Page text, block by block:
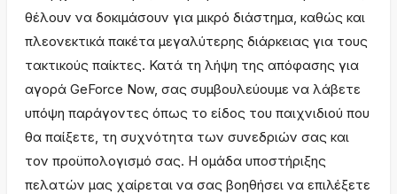
θέλουν να δοκιμάσουν για μικρό διάστημα, καθώς και
πλεονεκτικά πακέτα μεγαλύτερης διάρκειας για τους
τακτικούς παίκτες. Κατά τη λήψη της απόφασης για
αγορά GeForce Now, σας συμβουλεύουμε να λάβετε
υπόψη παράγοντες όπως το είδος του παιχνιδιού που
θα παίξετε, τη συχνότητα των συνεδριών σας και
τον προϋπολογισμό σας. Η ομάδα υποστήριξης
πελατών μας χαίρεται να σας βοηθήσει να επιλέξετε